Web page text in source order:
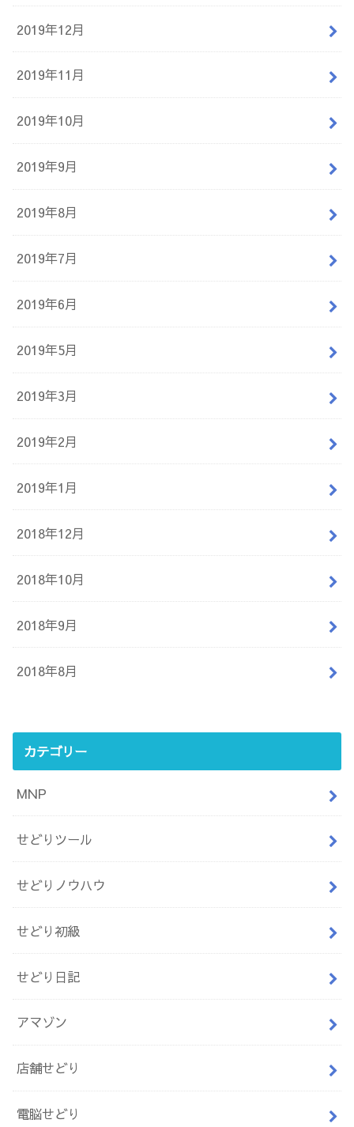
2019年12月
2019年11月
2019年10月
2019年9月
2019年8月
2019年7月
2019年6月
2019年5月
2019年3月
2019年2月
2019年1月
2018年12月
2018年10月
2018年9月
2018年8月
カテゴリー
MNP
せどりツール
せどりノウハウ
せどり初級
せどり日記
アマゾン
店舗せどり
電脳せどり